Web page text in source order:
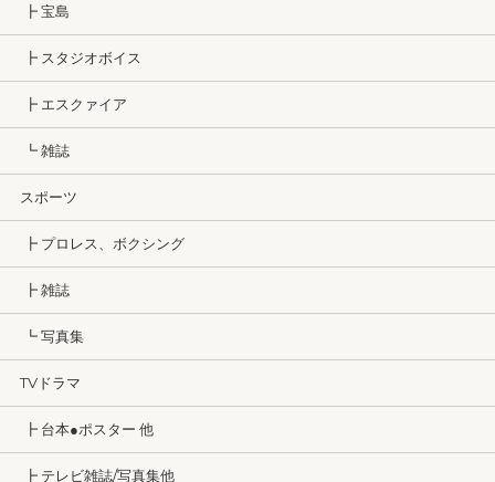
┣ 宝島
┣ スタジオボイス
┣ エスクァイア
┗ 雑誌
スポーツ
┣ プロレス、ボクシング
┣ 雑誌
┗ 写真集
TVドラマ
┣ 台本●ポスター 他
┣ テレビ雑誌/写真集他